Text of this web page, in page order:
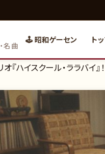
名曲
🕹️ 昭和ゲーセン ト
オ『ハイスクール・ララバイ